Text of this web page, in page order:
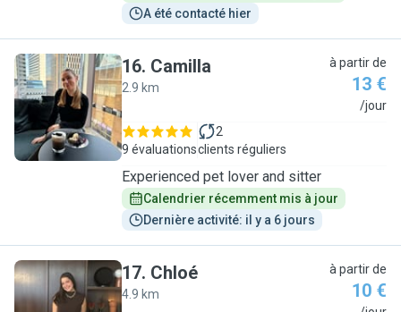
A été contacté hier
C
16. Camilla
2.9 km
à partir de
13 €
/jour
9 évaluations
2
clients réguliers
Experienced pet lover and sitter
Calendrier récemment mis à jour
Dernière activité: il y a 6 jours
17. Chloé
4.9 km
à partir de
10 €